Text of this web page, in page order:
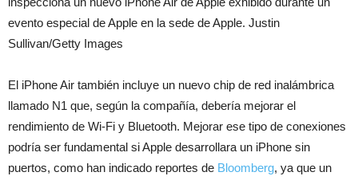
evento especial de Apple en la sede de Apple. Justin
Sullivan/Getty Images
El iPhone Air también incluye un nuevo chip de red inalámbrica
llamado N1 que, según la compañía, debería mejorar el
rendimiento de Wi-Fi y Bluetooth. Mejorar ese tipo de conexiones
podría ser fundamental si Apple desarrollara un iPhone sin
puertos, como han indicado reportes de Bloomberg, ya que un